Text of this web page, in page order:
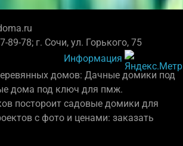
89-78; г. Сочи, ул. Горького, 75
Информация
домов: Дачные домики под
дома под ключ для пмж.
постороит садовые домики для
с фото и ценами: заказать